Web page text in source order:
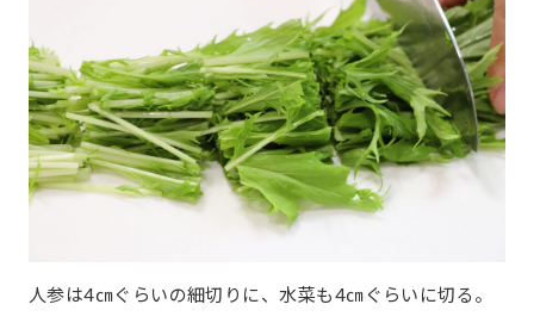
人参は4㎝ぐらいの細切りに、水菜も4㎝ぐらいに切る。